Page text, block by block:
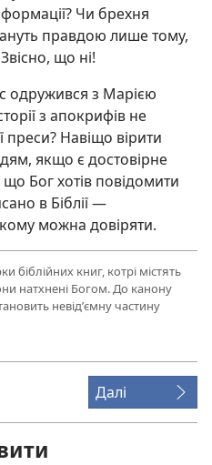
Чи брехня
правдою лише тому,
що ні!
одружився з Марією
з апокрифів не
преси? Навіщо вірити
якщо є достовірне
Бог хотів повідомити
в Біблії —
можна довіряти.
біблійних книг, котрі містять
натхнені Богом. До канону
невід’ємну частину
Далі